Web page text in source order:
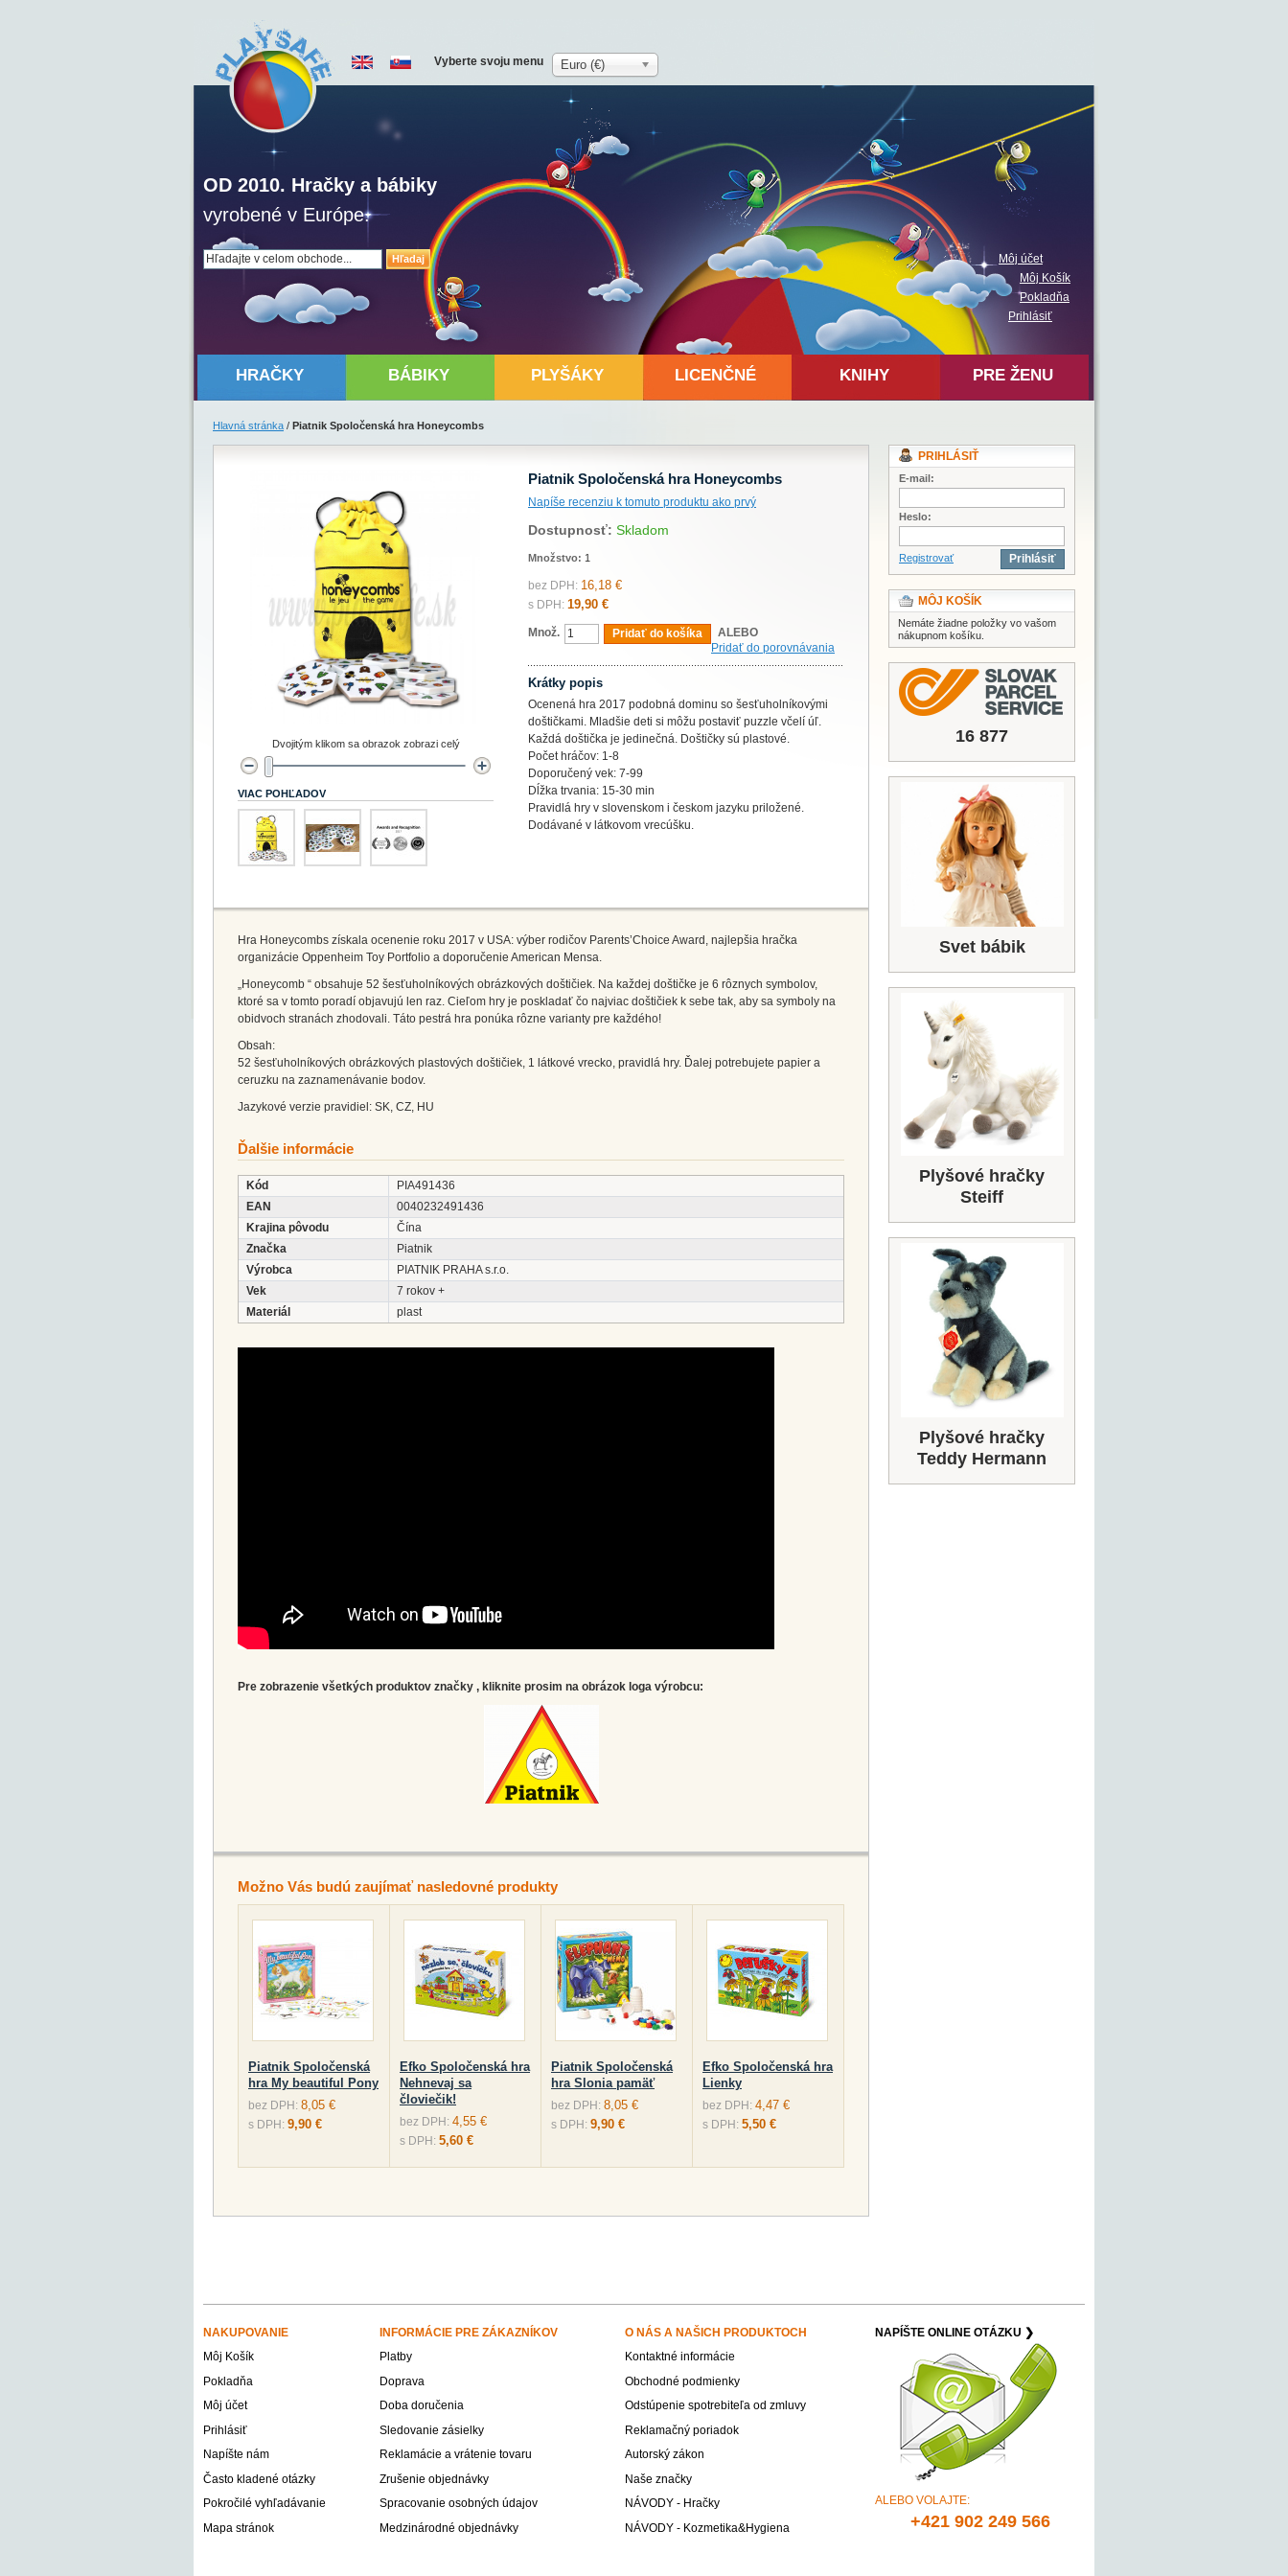
Hľadaj
OD 2010. Hračky a bábiky
vyrobené v Európe.
Môj účet
Môj Košík
Pokladňa
Prihlásiť
Vyberte svoju menu Euro (€)
HRAČKY BÁBIKY PLYŠÁKY LICENČNÉ KNIHY PRE ŽENU
Hlavná stránka / Piatnik Spoločenská hra Honeycombs
Piatnik Spoločenská hra Honeycombs
Napíše recenziu k tomuto produktu ako prvý
Dostupnosť: Skladom
Množstvo: 1
bez DPH: 16,18 €
s DPH: 19,90 €
Množ. Pridať do košíka
ALEBO
Pridať do porovnávania
Krátky popis
Ocenená hra 2017 podobná dominu so šesťuholníkovými
doštičkami. Mladšie deti si môžu postaviť puzzle včelí úľ.
Každá doštička je jedinečná. Doštičky sú plastové.
Počet hráčov: 1-8
Doporučený vek: 7-99
Dĺžka trvania: 15-30 min
Pravidlá hry v slovenskom i českom jazyku priložené.
Dodávané v látkovom vrecúšku.
Dvojitým klikom sa obrazok zobrazi celý
VIAC POHĽADOV
Hra Honeycombs získala ocenenie roku 2017 v USA: výber rodičov Parents’Choice Award, najlepšia hračka
organizácie Oppenheim Toy Portfolio a doporučenie American Mensa.
„Honeycomb “ obsahuje 52 šesťuholníkových obrázkových doštičiek. Na každej doštičke je 6 rôznych symbolov,
ktoré sa v tomto poradí objavujú len raz. Cieľom hry je poskladať čo najviac doštičiek k sebe tak, aby sa symboly na
obidvoch stranách zhodovali. Táto pestrá hra ponúka rôzne varianty pre každého!
Obsah:
52 šesťuholníkových obrázkových plastových doštičiek, 1 látkové vrecko, pravidlá hry. Ďalej potrebujete papier a
ceruzku na zaznamenávanie bodov.
Jazykové verzie pravidiel: SK, CZ, HU
Ďalšie informácie
Kód
PIA491436
EAN
0040232491436
Krajina pôvodu
Čína
Značka
Piatnik
Výrobca
PIATNIK PRAHA s.r.o.
Vek
7 rokov +
Materiál
plast
Pre zobrazenie všetkých produktov značky , kliknite prosim na obrázok loga výrobcu:
Možno Vás budú zaujímať nasledovné produkty
Piatnik Spoločenská
hra My beautiful Pony
bez DPH: 8,05 €
s DPH: 9,90 €
Efko Spoločenská hra
Nehnevaj sa
človiečik!
bez DPH: 4,55 €
s DPH: 5,60 €
Piatnik Spoločenská
hra Slonia pamäť
bez DPH: 8,05 €
s DPH: 9,90 €
Efko Spoločenská hra
Lienky
bez DPH: 4,47 €
s DPH: 5,50 €
PRIHLÁSIŤ
E-mail:
Heslo:
Registrovať Prihlásiť
MÔJ KOŠÍK
Nemáte žiadne položky vo vašom
nákupnom košíku.
16 877
Svet bábik
Plyšové hračky
Steiff
Plyšové hračky
Teddy Hermann
NAKUPOVANIE INFORMÁCIE PRE ZÁKAZNÍKOV O NÁS A NAŠICH PRODUKTOCH NAPÍŠTE ONLINE OTÁZKU ❯
ALEBO VOLAJTE:
+421 902 249 566
Môj Košík Platby
Kontaktné informácie
Pokladňa
Doprava
Obchodné podmienky
Môj účet
Doba doručenia
Odstúpenie spotrebiteľa od zmluvy
Prihlásiť
Sledovanie zásielky
Reklamačný poriadok
Napíšte nám
Reklamácie a vrátenie tovaru
Autorský zákon
Často kladené otázky
Zrušenie objednávky
Naše značky
Pokročilé vyhľadávanie
Spracovanie osobných údajov
NÁVODY - Hračky
Mapa stránok
Medzinárodné objednávky NÁVODY - Kozmetika&Hygiena